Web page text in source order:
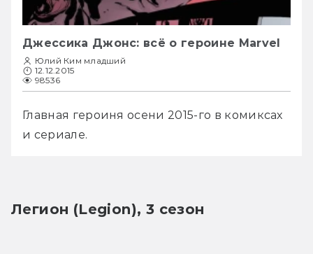
Джессика Джонс: всё о героине Marvel
Юлий Ким младший
12.12.2015
98536
Главная героиня осени 2015-го в комиксах
и сериале.
Легион (Legion), 3 сезон